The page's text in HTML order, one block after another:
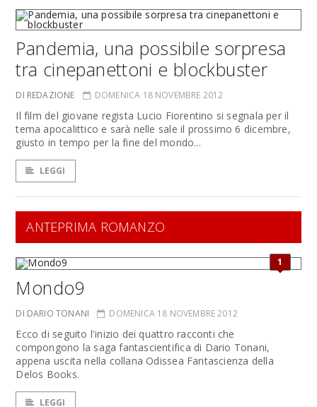
Pandemia, una possibile sorpresa
tra cinepanettoni e blockbuster
DI REDAZIONE DOMENICA 18 NOVEMBRE 2012
Il film del giovane regista Lucio Fiorentino si segnala per il
tema apocalittico e sarà nelle sale il prossimo 6 dicembre,
giusto in tempo per la fine del mondo...
LEGGI
ANTEPRIMA ROMANZO
1
Mondo9
DI DARIO TONANI DOMENICA 18 NOVEMBRE 2012
Ecco di seguito l'inizio dei quattro racconti che
compongono la saga fantascientifica di Dario Tonani,
appena uscita nella collana Odissea Fantascienza della
Delos Books.
LEGGI